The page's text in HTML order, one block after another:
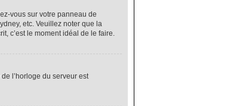
vous sur votre panneau de
etc. Veuillez noter que la
c’est le moment idéal de le faire.
l’horloge du serveur est